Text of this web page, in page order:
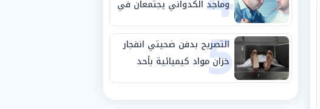
وماجد الكدواني يجتمعان في
«فرصة سعيدة»
5
التصريح بدفن ضحيتي انفجار
خزان مواد كيميائية بأحد
مصانع الفيوم